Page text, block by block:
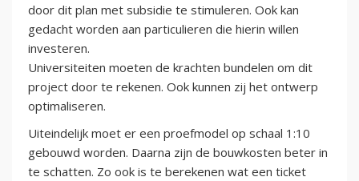
door dit plan met subsidie te stimuleren. Ook kan
gedacht worden aan particulieren die hierin willen
investeren.
Universiteiten moeten de krachten bundelen om dit
project door te rekenen. Ook kunnen zij het ontwerp
optimaliseren.
Uiteindelijk moet er een proefmodel op schaal 1:10
gebouwd worden. Daarna zijn de bouwkosten beter in
te schatten. Zo ook is te berekenen wat een ticket